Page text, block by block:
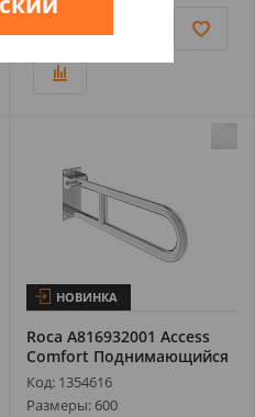
НОВИНКА
Roca A816932001 Access
Comfort Поднимающийся
Поручен...
Код: 1354616
Размеры: 600